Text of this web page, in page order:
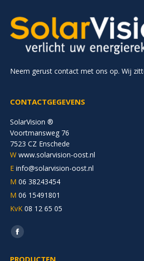
Neem gerust contact met ons op. Wij
CONTACTGEGEVENS
SolarVision ®
Voortmansweg 76
7523 CZ Enschede
W www.solarvision-oost.nl
E info@solarvision-oost.nl
M 06 38243454
M 06 15491801
KvK 08 12 65 05
Vind ons op:
Facebook
PRODUCTEN